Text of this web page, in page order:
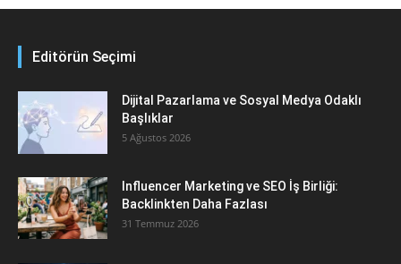
Editörün Seçimi
Dijital Pazarlama ve Sosyal Medya Odaklı
Başlıklar
5 Ağustos 2026
Influencer Marketing ve SEO İş Birliği:
Backlinkten Daha Fazlası
31 Temmuz 2026